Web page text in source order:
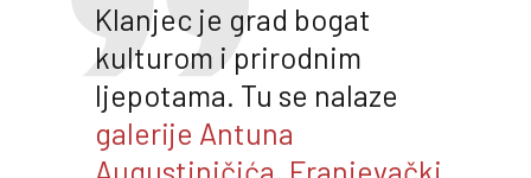
Klanjec je grad bogat
kulturom i prirodnim
ljepotama. Tu se nalaze
galerije Antuna